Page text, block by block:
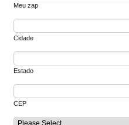
Meu zap
Cidade
Estado
CEP